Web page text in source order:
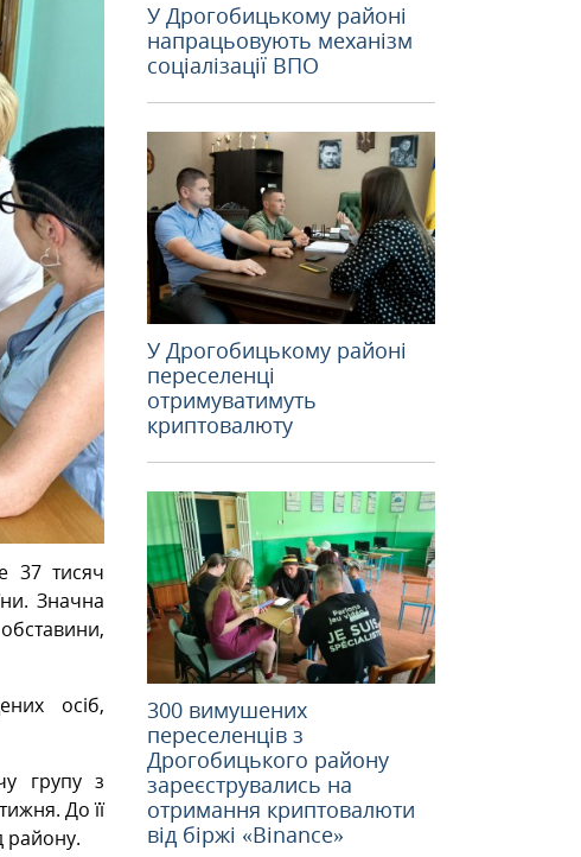
37 тисяч
Значна
осіб,
групу з
До її
району.
У Дрогобицькому районі
напрацьовують механізм
соціалізації ВПО
У Дрогобицькому районі
переселенці
отримуватимуть
криптовалюту
300 вимушених
переселенців з
Дрогобицького району
зареєструвались на
отримання криптовалюти
від біржі «Binance»